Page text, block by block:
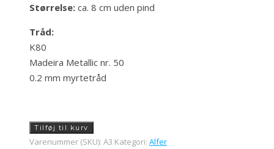
Størrelse: ca. 8 cm uden pind
Tråd:
K80
Madeira Metallic nr. 50
0.2 mm myrtetråd
(A3)
Påskelilje
Tilføj til kurv
Varenummer (SKU): A3 Kategori: Alfer